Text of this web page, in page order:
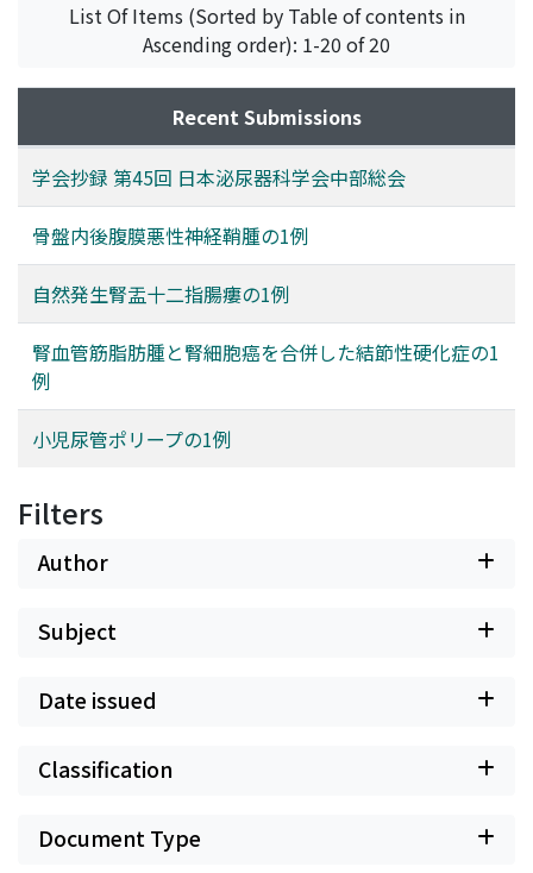
List Of Items (Sorted by Table of contents in
Ascending order): 1-20 of 20
Recent Submissions
学会抄録 第45回 日本泌尿器科学会中部総会
骨盤内後腹膜悪性神経鞘腫の1例
自然発生腎盂十二指腸瘻の1例
腎血管筋脂肪腫と腎細胞癌を合併した結節性硬化症の1
例
小児尿管ポリープの1例
Filters
Author
Subject
Date issued
Classification
Document Type